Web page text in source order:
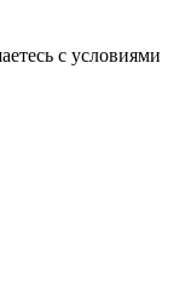
c условиями